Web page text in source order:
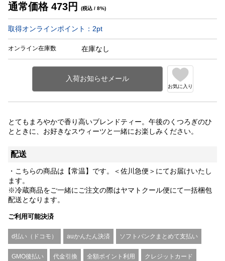
通常価格 473円 (税込 / 8%)
取得オンラインポイント： 2pt
オンライン在庫数 在庫なし
お気に入り
とてもまろやかで香り高いブレンドティー。午後のくつろぎのひ
とときに、お好きなスウィーツと一緒にお楽しみください。
配送
・こちらの商品は【常温】です。＜佐川急便＞にてお届けいたし
ます。
※冷蔵商品をご一緒にご注文の際はヤマトクール便にて一括梱包
配送となります。
ご利用可能決済
d払い（ドコモ） auかんたん決済 ソフトバンクまとめて支払い
GMO後払い 代金引換 全額ポイント利用 クレジットカード